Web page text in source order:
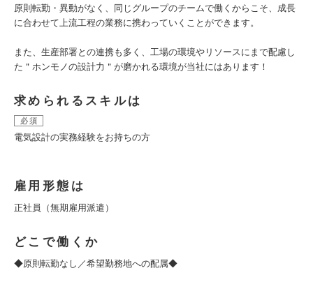
原則転勤・異動がなく、同じグループのチームで働くからこそ、成長
に合わせて上流工程の業務に携わっていくことができます。
また、生産部署との連携も多く、工場の環境やリソースにまで配慮し
た＂ホンモノの設計力＂が磨かれる環境が当社にはあります！
求められるスキルは
必須
電気設計の実務経験をお持ちの方
雇用形態は
正社員（無期雇用派遣）
どこで働くか
◆原則転勤なし／希望勤務地への配属◆